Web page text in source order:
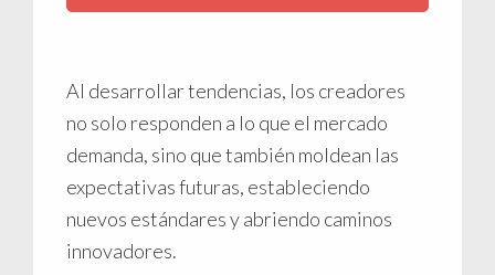
Al desarrollar tendencias, los creadores
no solo responden a lo que el mercado
demanda, sino que también moldean las
expectativas futuras, estableciendo
nuevos estándares y abriendo caminos
innovadores.